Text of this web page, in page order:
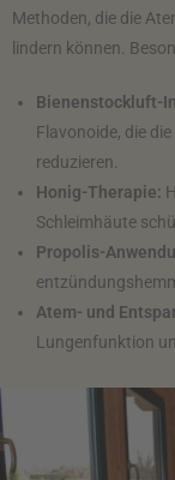
Methoden, die die
lindern können.
Bienenstockluft-
Flavonoide, die
reduzieren.
Honig-Therapie:
Schleimhäute
Propolis-
Atem- und
Lungenfunktion